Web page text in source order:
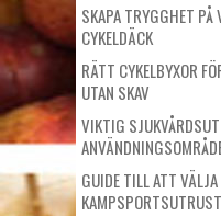
SKAPA TRYGGHET PÅ
CYKELDÄCK
RÄTT CYKELBYXOR
UTAN SKAV
VIKTIG
GUIDE TILL ATT